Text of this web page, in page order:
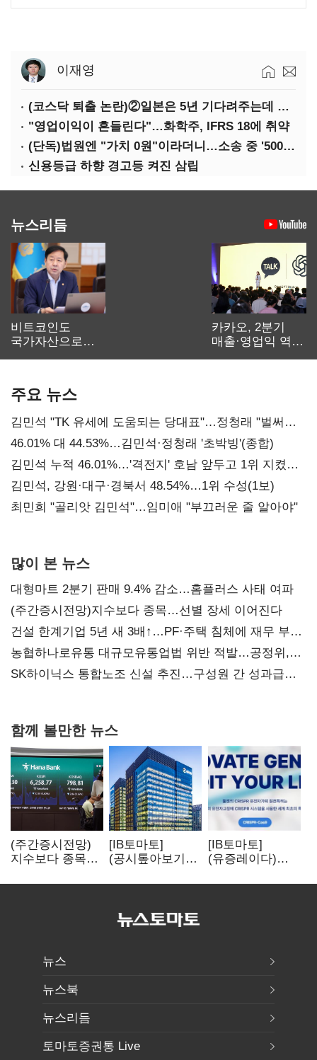
이재영
(코스닥 퇴출 논란)②일본은 5년 기다려주는데 우리는 당장 퇴출?…시간만으론 부족한 코스닥 구하기
"영업이익이 흔들린다"…화학주, IFRS 18에 취약
(단독)법원엔 "가치 0원"이라더니…소송 중 '500원 유증' 강행한 라인게임즈
신용등급 하향 경고등 켜진 삼립
뉴스리듬
비트코인도
국가자산으로…'
카카오, 2분기
매출·영업익 역대
주요 뉴스
김민석 "TK 유세에 도움되는 당대표"…정청래 "벌써
대표된 양 당직 배분"
46.01% 대 44.53%…김민석·정청래 '초박빙'(종합)
김민석 누적 46.01%…'격전지' 호남 앞두고 1위 지켰다
(2보)
김민석, 강원·대구·경북서 48.54%…1위 수성(1보)
최민희 "골리앗 김민석"…임미애 "부끄러운 줄 알아야"
많이 본 뉴스
대형마트 2분기 판매 9.4% 감소…홈플러스 사태 여파
(주간증시전망)지수보다 종목…선별 장세 이어진다
건설 한계기업 5년 새 3배↑…PF·주택 침체에 재무 부담
확대
농협하나로유통 대규모유통업법 위반 적발…공정위,
과징금 4억6200만원 부과
SK하이닉스 통합노조 신설 추진…구성원 간 성과급
함께 볼만한 뉴스
(주간증시전망)
지수보다 종목…
이어진다
[IB토마토]
(공시톺아보기)
바로 매출로
[IB토마토]
(유증레이다)
3분의 1 토막…
뉴스
뉴스북
뉴스리듬
토마토증권통 Live